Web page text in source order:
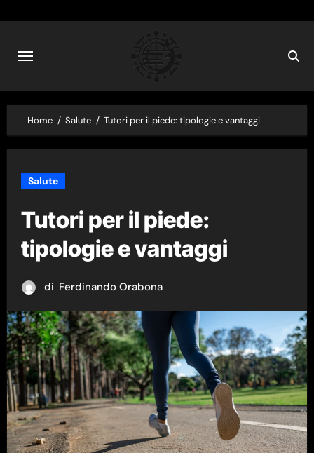
content
Home Salute Tutori per il piede: tipologie e vantaggi
Salute
Tutori per il piede:
tipologie e vantaggi
di Ferdinando Orabona